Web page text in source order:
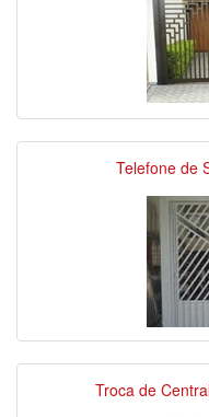
Telefone de
Troca de